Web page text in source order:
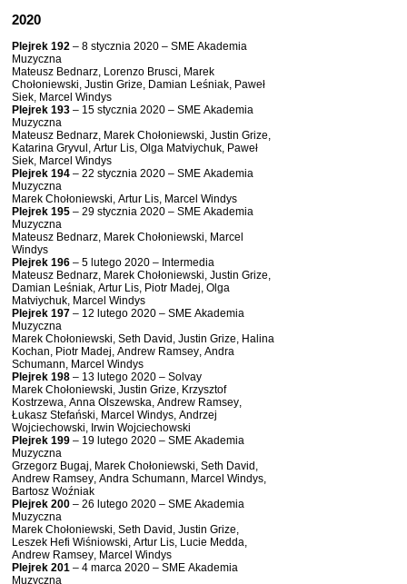
2020
Plejrek 192 – 8 stycznia 2020 – SME Akademia
Muzyczna
Mateusz Bednarz, Lorenzo Brusci, Marek
Chołoniewski, Justin Grize, Damian Leśniak, Paweł
Siek, Marcel Windys
Plejrek 193 – 15 stycznia 2020 – SME Akademia
Muzyczna
Mateusz Bednarz, Marek Chołoniewski, Justin Grize,
Katarina Gryvul, Artur Lis, Olga Matviychuk, Paweł
Siek, Marcel Windys
Plejrek 194 – 22 stycznia 2020 – SME Akademia
Muzyczna
Marek Chołoniewski, Artur Lis, Marcel Windys
Plejrek 195 – 29 stycznia 2020 – SME Akademia
Muzyczna
Mateusz Bednarz, Marek Chołoniewski, Marcel
Windys
Plejrek 196 – 5 lutego 2020 – Intermedia
Mateusz Bednarz, Marek Chołoniewski, Justin Grize,
Damian Leśniak, Artur Lis, Piotr Madej, Olga
Matviychuk, Marcel Windys
Plejrek 197 – 12 lutego 2020 – SME Akademia
Muzyczna
Marek Chołoniewski, Seth David, Justin Grize, Halina
Kochan, Piotr Madej, Andrew Ramsey, Andra
Schumann, Marcel Windys
Plejrek 198 – 13 lutego 2020 – Solvay
Marek Chołoniewski, Justin Grize, Krzysztof
Kostrzewa, Anna Olszewska, Andrew Ramsey,
Łukasz Stefański, Marcel Windys, Andrzej
Wojciechowski, Irwin Wojciechowski
Plejrek 199 – 19 lutego 2020 – SME Akademia
Muzyczna
Grzegorz Bugaj, Marek Chołoniewski, Seth David,
Andrew Ramsey, Andra Schumann, Marcel Windys,
Bartosz Woźniak
Plejrek 200 – 26 lutego 2020 – SME Akademia
Muzyczna
Marek Chołoniewski, Seth David, Justin Grize,
Leszek Hefi Wiśniowski, Artur Lis, Lucie Medda,
Andrew Ramsey, Marcel Windys
Plejrek 201 – 4 marca 2020 – SME Akademia
Muzyczna